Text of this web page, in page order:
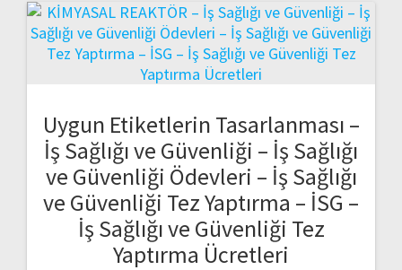
Uygun Etiketlerin Tasarlanması –
İş Sağlığı ve Güvenliği – İş Sağlığı
ve Güvenliği Ödevleri – İş Sağlığı
ve Güvenliği Tez Yaptırma – İSG –
İş Sağlığı ve Güvenliği Tez
Yaptırma Ücretleri